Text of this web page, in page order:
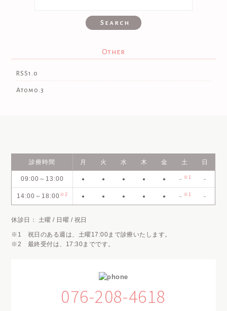
Other
RSS1.0
Atom0.3
診療時間 月 火 水 木 金 土 日
09:00～13:00 ● ● ● ● ● － ※1 －
14:00～18:00 ※2 ● ● ● ● ● － ※1 －
休診日： 土曜 / 日曜 / 祝日
※1 祝日のある週は、土曜17:00まで診療いたします。
※2 最終受付は、17:30までです。
076-208-4618